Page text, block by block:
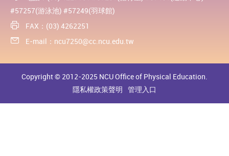
#57257(游泳池) #57249(羽球館)
FAX：(03) 4262251
E-mail： ncu7250@cc.ncu.edu.tw
Copyright © 2012-2025 NCU Office of Physical Education.
隱私權政策聲明 管理入口